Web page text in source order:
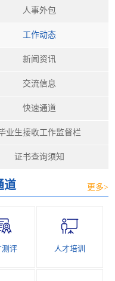
人事外包
工作动态
新闻资讯
交流信息
快速通道
业生接收工作监督栏
证书查询须知
道 更多>
测评 人才培训